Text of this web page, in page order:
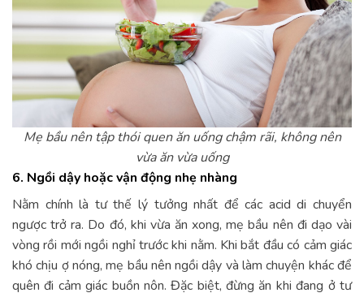
Mẹ bầu nên tập thói quen ăn uống chậm rãi, không nên
vừa ăn vừa uống
6. Ngồi dậy hoặc vận động nhẹ nhàng
Nằm chính là tư thế lý tưởng nhất để các acid di chuyển
ngược trở ra. Do đó, khi vừa ăn xong, mẹ bầu nên đi dạo vài
vòng rồi mới ngồi nghỉ trước khi nằm. Khi bắt đầu có cảm giác
khó chịu ợ nóng, mẹ bầu nên ngồi dậy và làm chuyện khác để
quên đi cảm giác buồn nôn. Đặc biệt, đừng ăn khi đang ở tư